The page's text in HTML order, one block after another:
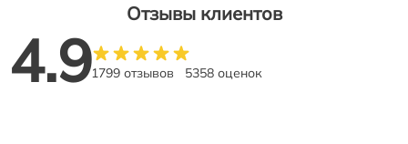
Отзывы клиентов
4.91799 отзывов 5358 оценок